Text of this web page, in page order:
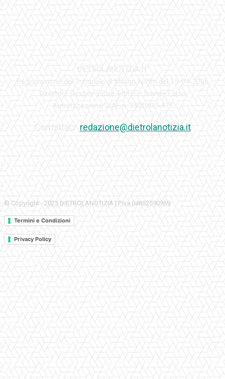
redazione@dietrolanotizia.it
© Copyright - 2025 DIETROLANOTIZIA | P.Iva 04852590969
Termini e Condizioni
Privacy Policy